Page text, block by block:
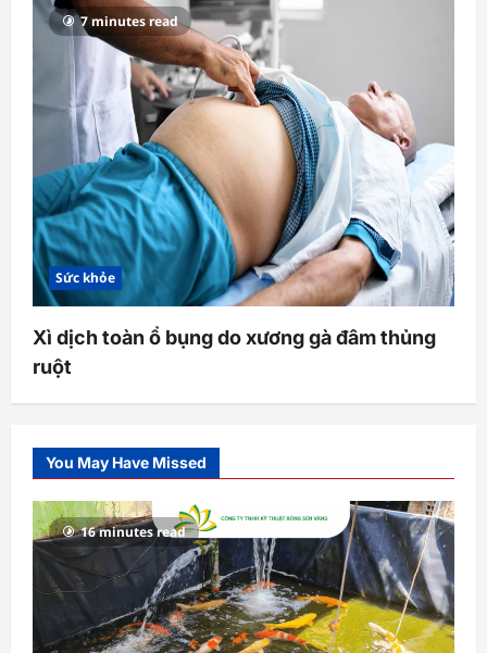
7 minutes read
Sức khỏe
Xì dịch toàn ổ bụng do xương gà đâm thủng
ruột
You May Have Missed
16 minutes read